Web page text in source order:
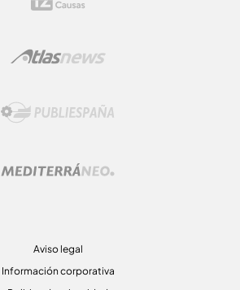
Aviso legal
Información corporativa